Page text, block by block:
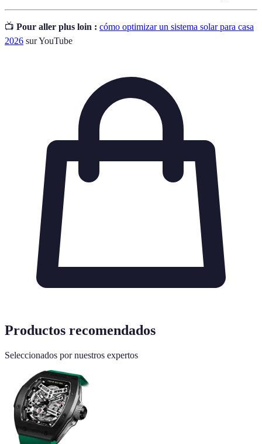
📺 Pour aller plus loin : cómo optimizar un sistema solar para casa
2026 sur YouTube
Productos recomendados
Seleccionados por nuestros expertos